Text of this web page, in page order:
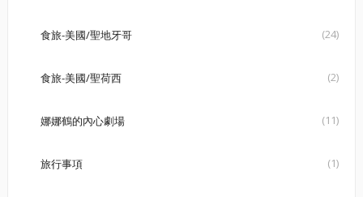
食旅-美國/聖地牙哥 (24)
食旅-美國/聖荷西 (2)
娜娜鶴的內心劇場 (11)
旅行事項 (1)